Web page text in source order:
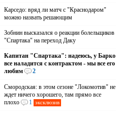
Карседо: вряд ли матч с "Краснодаром"
можно назвать решающим
Зобнин высказался о реакции болельщиков
"Спартака" на переход Даку
Капитан "Спартака": надеюсь, у Барко
все наладится с контрактом - мы все его
любим
2
Смородская: в этом сезоне "Локомотив" не
ждет ничего хорошего, там прямо все
плохо
1 эксклюзив